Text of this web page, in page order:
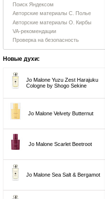
Поиск Яндексом
Авторские материалы С. Полье
Авторские материалы О. Кирбы
VA-рекомендации
Проверка на безопасность
Новые духи:
Jo Malone Yuzu Zest Harajuku
Cologne by Shogo Sekine
Jo Malone Velvety Butternut
Jo Malone Scarlet Beetroot
Jo Malone Sea Salt & Bergamot